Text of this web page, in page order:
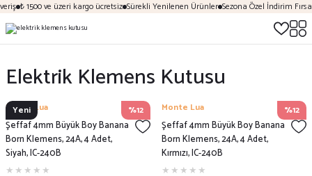
₺ 1500 ve üzeri kargo ücretsiz Sürekli Yenilenen Ürünler Sezona Özel İndirim
Elektrik Klemens Kutusu
Yeni %12
Monte Lua
Şeffaf 4mm Büyük Boy Banana
Born Klemens, 24A, 4 Adet,
Siyah, IC-240B
%12
Monte Lua
Şeffaf 4mm Büyük Boy Banana
Born Klemens, 24A, 4 Adet,
Kırmızı, IC-240B